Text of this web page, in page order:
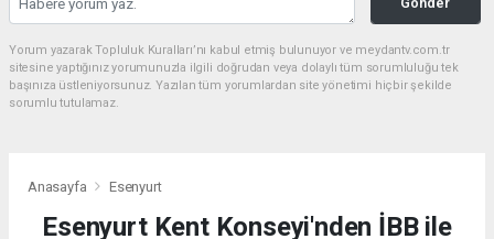
Yorum yazarak Topluluk Kuralları’nı kabul etmiş bulunuyor ve meydantv.com.tr
sitesine yaptığınız yorumunuzla ilgili doğrudan veya dolaylı tüm sorumluluğu tek
başınıza üstleniyorsunuz. Yazılan tüm yorumlardan site yönetimi hiçbir şekilde
sorumlu tutulamaz.
Anasayfa Esenyurt
Esenyurt Kent Konseyi'nden İBB ile